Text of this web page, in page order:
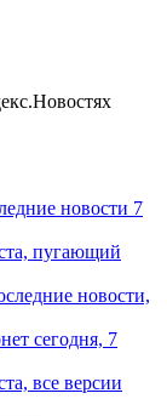
новости 7
пугающий
новости,
сегодня, 7
все версии